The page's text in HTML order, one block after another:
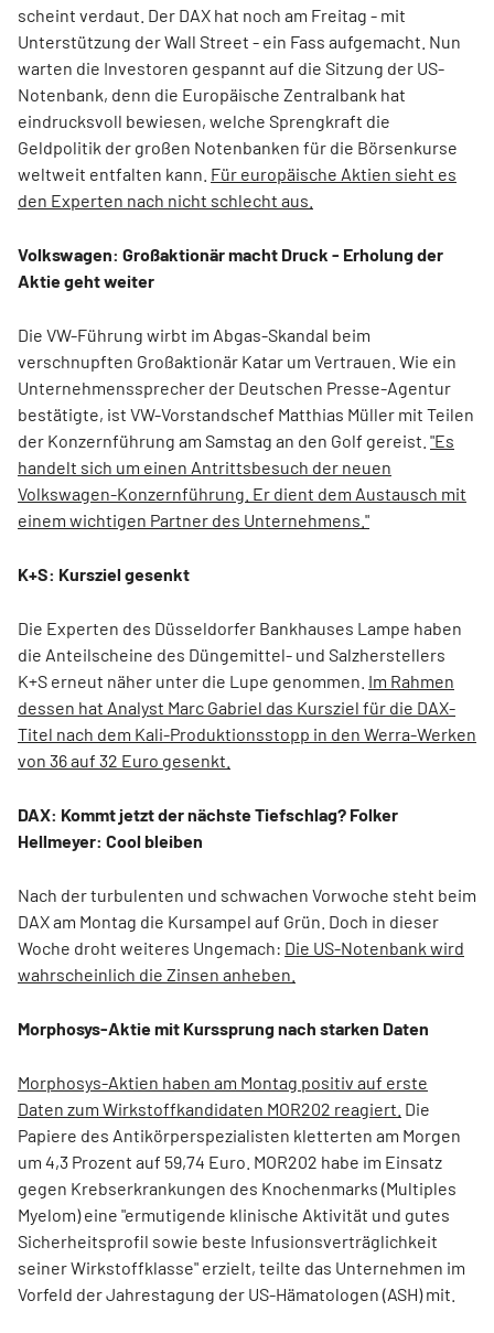
scheint verdaut. Der DAX hat noch am Freitag - mit
Unterstützung der Wall Street - ein Fass aufgemacht. Nun
warten die Investoren gespannt auf die Sitzung der US-
Notenbank, denn die Europäische Zentralbank hat
eindrucksvoll bewiesen, welche Sprengkraft die
Geldpolitik der großen Notenbanken für die Börsenkurse
weltweit entfalten kann. Für europäische Aktien sieht es
den Experten nach nicht schlecht aus.
Volkswagen: Großaktionär macht Druck - Erholung der
Aktie geht weiter
Die VW-Führung wirbt im Abgas-Skandal beim
verschnupften Großaktionär Katar um Vertrauen. Wie ein
Unternehmenssprecher der Deutschen Presse-Agentur
bestätigte, ist VW-Vorstandschef Matthias Müller mit Teilen
der Konzernführung am Samstag an den Golf gereist. "Es
handelt sich um einen Antrittsbesuch der neuen
Volkswagen-Konzernführung. Er dient dem Austausch mit
einem wichtigen Partner des Unternehmens."
K+S: Kursziel gesenkt
Die Experten des Düsseldorfer Bankhauses Lampe haben
die Anteilscheine des Düngemittel- und Salzherstellers
K+S erneut näher unter die Lupe genommen. Im Rahmen
dessen hat Analyst Marc Gabriel das Kursziel für die DAX-
Titel nach dem Kali-Produktionsstopp in den Werra-Werken
von 36 auf 32 Euro gesenkt.
DAX: Kommt jetzt der nächste Tiefschlag? Folker
Hellmeyer: Cool bleiben
Nach der turbulenten und schwachen Vorwoche steht beim
DAX am Montag die Kursampel auf Grün. Doch in dieser
Woche droht weiteres Ungemach: Die US-Notenbank wird
wahrscheinlich die Zinsen anheben.
Morphosys-Aktie mit Kurssprung nach starken Daten
Morphosys-Aktien haben am Montag positiv auf erste
Daten zum Wirkstoffkandidaten MOR202 reagiert. Die
Papiere des Antikörperspezialisten kletterten am Morgen
um 4,3 Prozent auf 59,74 Euro. MOR202 habe im Einsatz
gegen Krebserkrankungen des Knochenmarks (Multiples
Myelom) eine "ermutigende klinische Aktivität und gutes
Sicherheitsprofil sowie beste Infusionsverträglichkeit
seiner Wirkstoffklasse" erzielt, teilte das Unternehmen im
Vorfeld der Jahrestagung der US-Hämatologen (ASH) mit.